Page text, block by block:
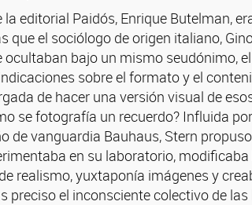
editorial Paidós, Enrique Butelman,
que el sociólogo de origen italiano,
bajo un mismo seudónimo,
sobre el formato y el
de hacer una versión visual de
se fotografía un recuerdo? Influida
de vanguardia Bauhaus, Stern
en su laboratorio,
realismo, yuxtaponía imágenes y
preciso el inconsciente colectivo de